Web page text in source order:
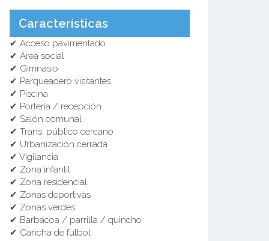
Características
✔ Acceso pavimentado
✔ Área social
✔ Gimnasio
✔ Parqueadero visitantes
✔ Piscina
✔ Portería / recepción
✔ Salón comunal
✔ Trans. público cercano
✔ Urbanización cerrada
✔ Vigilancia
✔ Zona infantil
✔ Zona residencial
✔ Zonas deportivas
✔ Zonas verdes
✔ Barbacoa / parrilla / quincho
✔ Cancha de futbol